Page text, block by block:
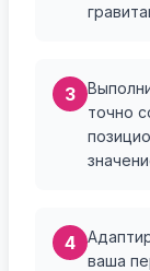
3
точно
4
ваша